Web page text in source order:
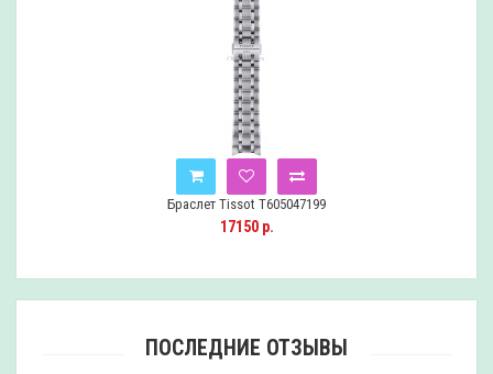
Браслет Tissot T605047199
17150 р.
ПОСЛЕДНИЕ ОТЗЫВЫ